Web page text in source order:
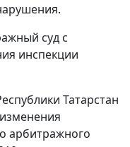
суд с
инспекции
Татарстан
арбитражного